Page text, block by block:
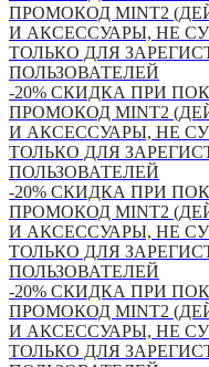
ПРОМОКОД MINT2
И АКСЕССУАРЫ, НЕ
ТОЛЬКО ДЛЯ
ПОЛЬЗОВАТЕЛЕЙ
-20% СКИДКА ПРИ
ПРОМОКОД MINT2
И АКСЕССУАРЫ, НЕ
ТОЛЬКО ДЛЯ
ПОЛЬЗОВАТЕЛЕЙ
-20% СКИДКА ПРИ
ПРОМОКОД MINT2
И АКСЕССУАРЫ, НЕ
ТОЛЬКО ДЛЯ
ПОЛЬЗОВАТЕЛЕЙ
-20% СКИДКА ПРИ
ПРОМОКОД MINT2
И АКСЕССУАРЫ, НЕ
ТОЛЬКО ДЛЯ